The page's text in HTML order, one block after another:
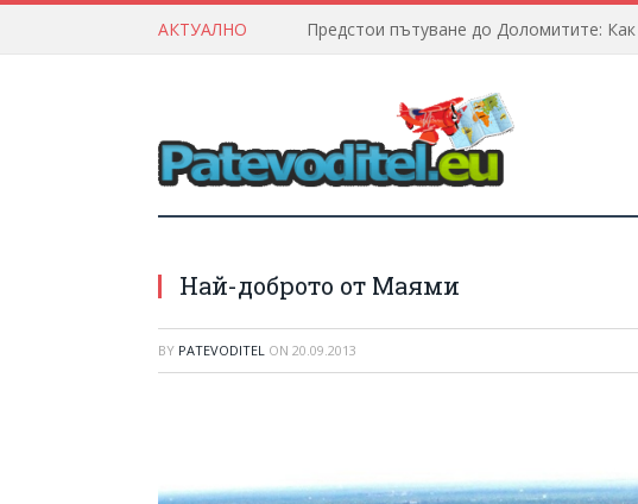
АКТУАЛНО
Най-доброто от Маями
BY PATEVODITEL ON 20.09.2013